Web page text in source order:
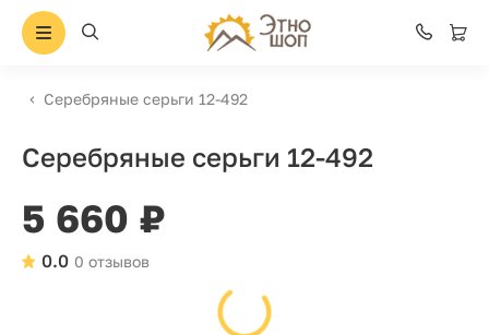
Серебряные серьги 12-492
Серебряные серьги 12-492
5 660 ₽
0 отзывов
0.0